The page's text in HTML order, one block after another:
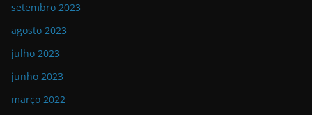
setembro 2023
agosto 2023
julho 2023
junho 2023
março 2022